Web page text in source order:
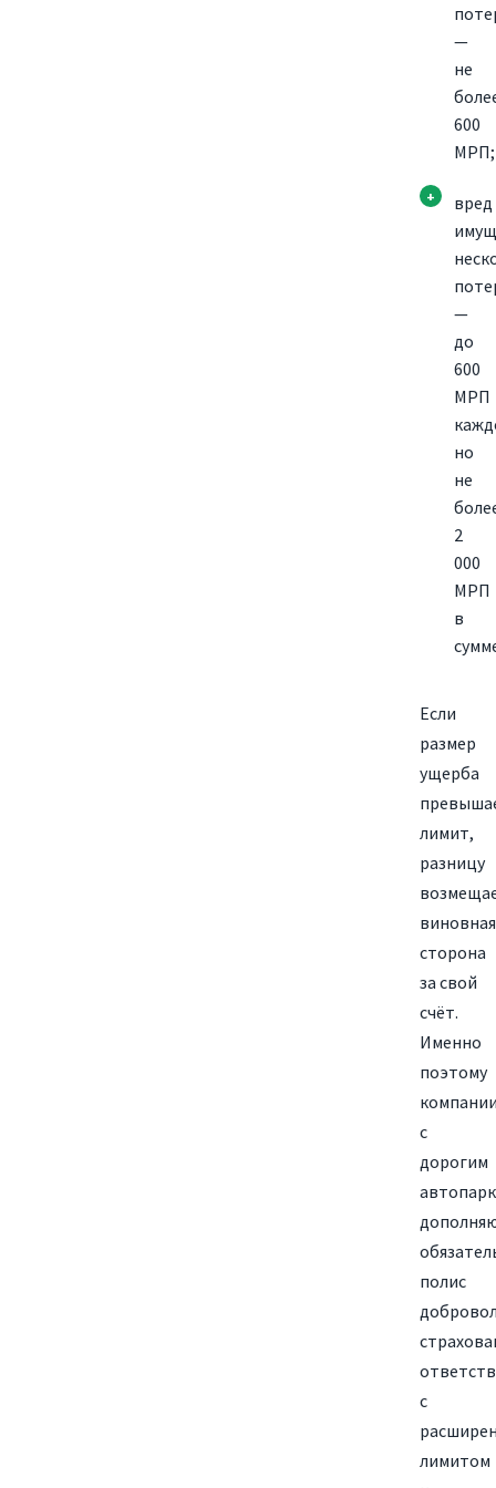
—
не
600
МРП;
вред
—
до
600
МРП
но
не
2
000
МРП
в
Если
размер
ущерба
лимит,
разницу
виновная
сторона
за свой
счёт.
Именно
поэтому
с
дорогим
полис
с
лимитом